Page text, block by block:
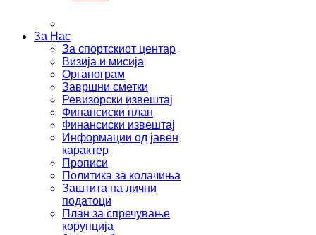
За Нас
За спортскиот центар
Визија и мисија
Органограм
Завршни сметки
Ревизорски извештај
Финансиски план
Финансиски извештај
Информации од јавен
карактер
Прописи
Политика за колачиња
Заштита на лични
податоци
План за спречување
корупција